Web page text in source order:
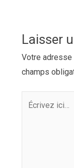
Laisser
Votre adresse
champs
Écrivez